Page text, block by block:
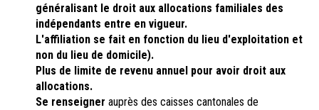
généralisant le droit aux allocations familiales des
indépendants entre en vigueur.
L'affiliation se fait en fonction du lieu d'exploitation et
non du lieu de domicile).
Plus de limite de revenu annuel pour avoir droit aux
allocations.
Se renseigner auprès des caisses cantonales de